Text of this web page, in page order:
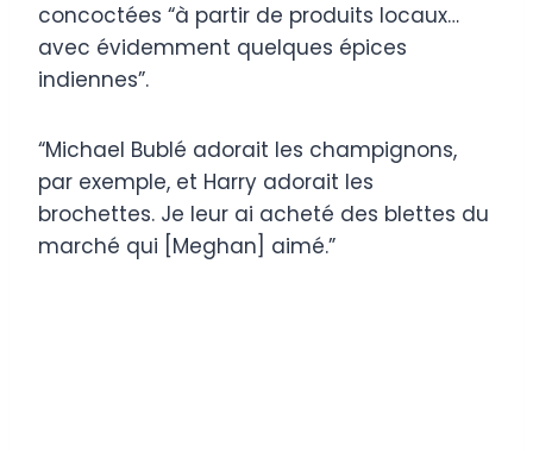
concoctées “à partir de produits locaux…
avec évidemment quelques épices
indiennes”.
“Michael Bublé adorait les champignons,
par exemple, et Harry adorait les
brochettes. Je leur ai acheté des blettes du
marché qui [Meghan] aimé.”